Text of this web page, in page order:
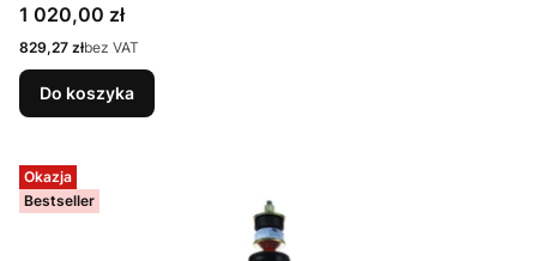
Cena
1 020,00 zł
Cena
829,27 złbez VAT
Do koszyka
Okazja
Bestseller